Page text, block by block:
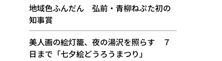
地域色ふんだん 弘前・青柳ねぷた初の
知事賞
美人画の絵灯籠、夜の湯沢を照らす ７
日まで「七夕絵どうろうまつり」